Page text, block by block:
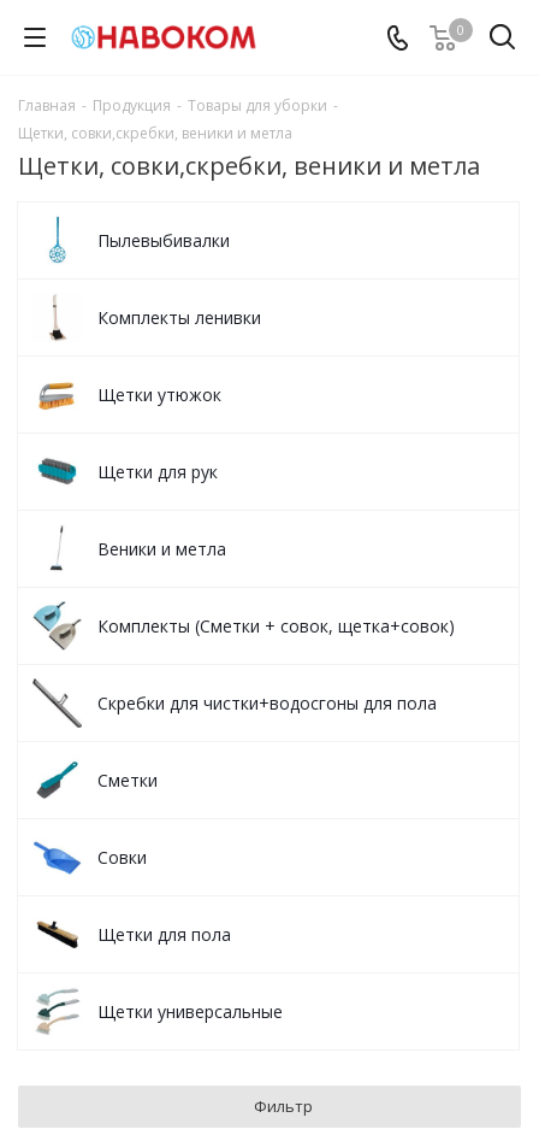
0
Главная - Продукция - Товары для уборки -
Щетки, совки,скребки, веники и метла
Щетки, совки,скребки, веники и метла
Пылевыбивалки
Комплекты ленивки
Щетки утюжок
Щетки для рук
Веники и метла
Комплекты (Сметки + совок, щетка+совок)
Скребки для чистки+водосгоны для пола
Сметки
Совки
Щетки для пола
Щетки универсальные
Фильтр